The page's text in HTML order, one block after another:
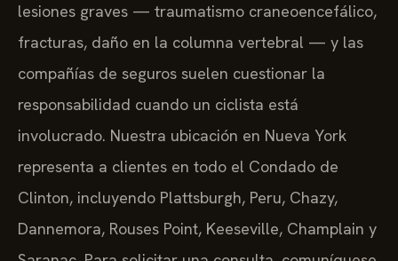
lesiones graves — traumatismo craneoencefálico,
fracturas, daño en la columna vertebral — y las
compañías de seguros suelen cuestionar la
responsabilidad cuando un ciclista está
involucrado. Nuestra ubicación en Nueva York
representa a clientes en todo el Condado de
Clinton, incluyendo Plattsburgh, Peru, Chazy,
Dannemora, Rouses Point, Keeseville, Champlain y